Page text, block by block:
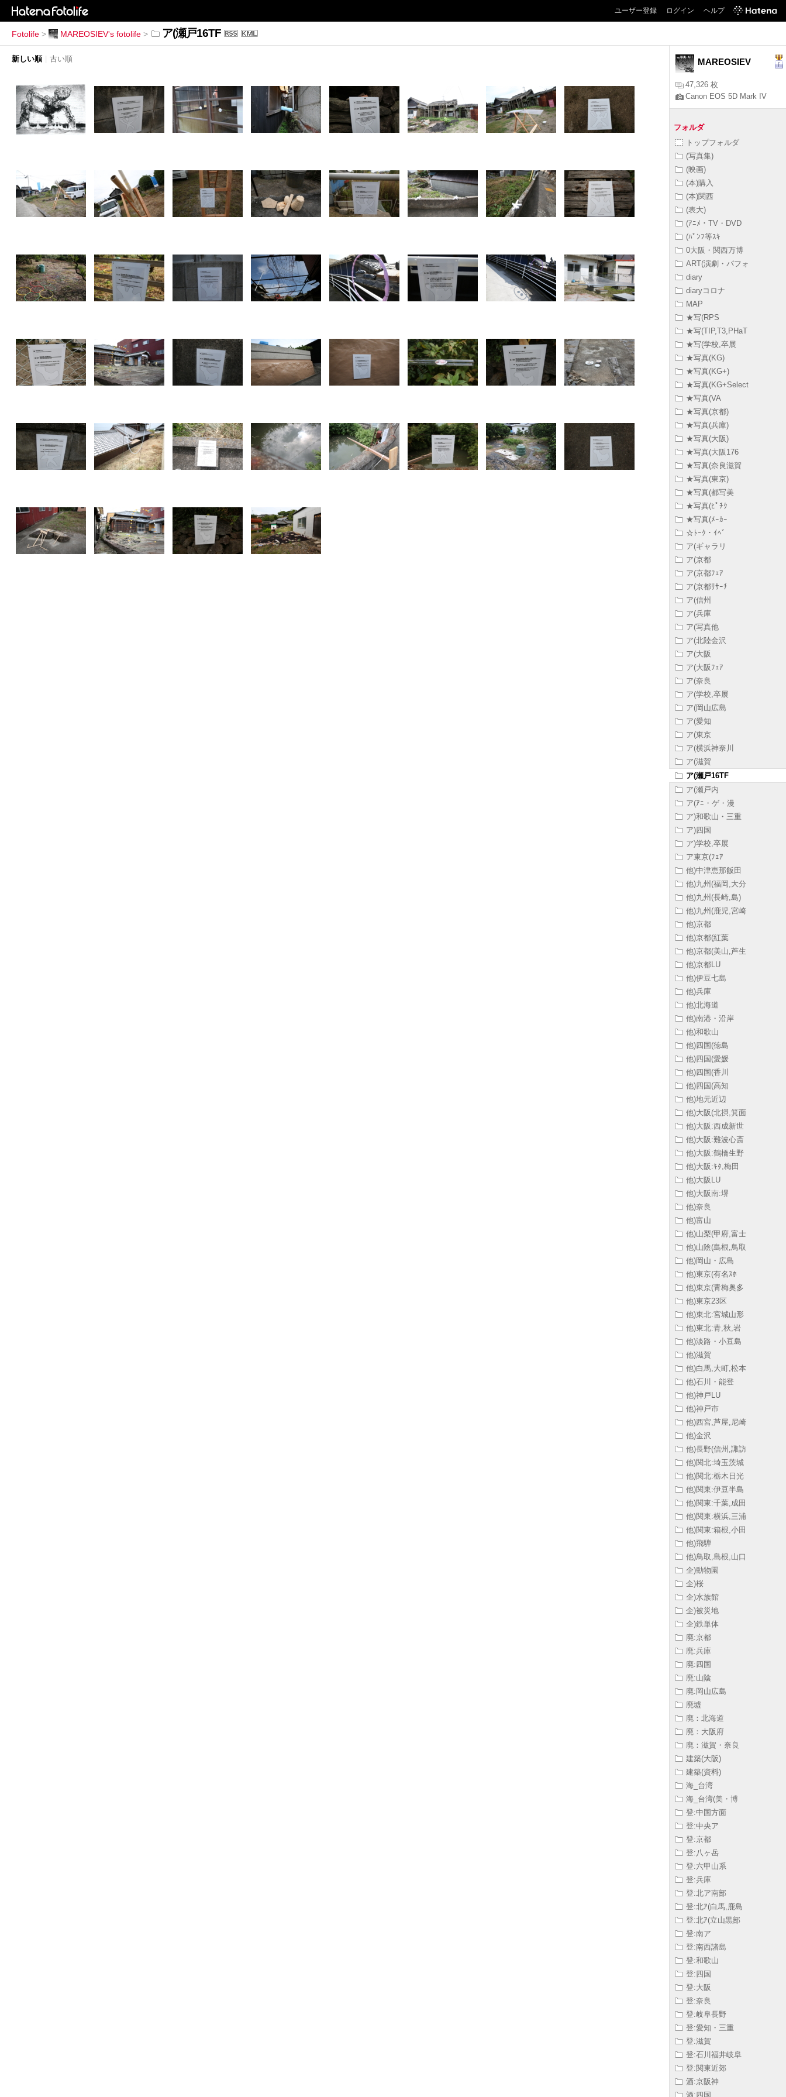
ユーザー登録 ログイン ヘルプ
Fotolife > MAREOSIEV's fotolife > ア(瀬戸16TF
新しい順 古い順 MAREOSIEV
47,326 枚
Canon EOS 5D Mark IV
フォルダ
トップフォルダ
(写真集)
(映画)
(本)購入
(本)関西
(表大)
(ｱﾆﾒ・TV・DVD
(ﾊﾟﾝﾌ等ｽｷ
0大阪・関西万博
ART(演劇・パフォ
diary
diaryコロナ
MAP
★写(RPS
★写(TIP,T3,PHaT
★写(学校,卒展
★写真(KG)
★写真(KG+)
★写真(KG+Select
★写真(VA
★写真(京都)
★写真(兵庫)
★写真(大阪)
★写真(大阪176
★写真(奈良滋賀
★写真(東京)
★写真(都写美
★写真(ﾋﾟﾁｸ
★写真(ﾒｰｶｰ
☆ﾄｰｸ・ｲﾍﾞ
ア(ギャラリ
ア(京都
ア(京都ﾌｪｱ
ア(京都ﾘｻｰﾁ
ア(信州
ア(兵庫
ア(写真他
ア(北陸金沢
ア(大阪
ア(大阪ﾌｪｱ
ア(奈良
ア(学校,卒展
ア(岡山広島
ア(愛知
ア(東京
ア(横浜神奈川
ア(滋賀
ア(瀬戸16TF
ア(瀬戸内
ア(ｱﾆ・ゲ・漫
ア)和歌山・三重
ア)四国
ア)学校,卒展
ア東京(ﾌｪｱ
他)中津恵那飯田
他)九州(福岡,大分
他)九州(長崎,島)
他)九州(鹿児,宮崎
他)京都
他)京都(紅葉
他)京都(美山,芦生
他)京都LU
他)伊豆七島
他)兵庫
他)北海道
他)南港・沿岸
他)和歌山
他)四国(徳島
他)四国(愛媛
他)四国(香川
他)四国(高知
他)地元近辺
他)大阪(北摂,箕面
他)大阪:西成新世
他)大阪:難波心斎
他)大阪:鶴橋生野
他)大阪:ｷﾀ,梅田
他)大阪LU
他)大阪南:堺
他)奈良
他)富山
他)山梨(甲府,富士
他)山陰(島根,鳥取
他)岡山・広島
他)東京(有名ｽﾎ
他)東京(青梅奥多
他)東京23区
他)東北:宮城山形
他)東北:青,秋,岩
他)淡路・小豆島
他)滋賀
他)白馬,大町,松本
他)石川・能登
他)神戸LU
他)神戸市
他)西宮,芦屋,尼崎
他)金沢
他)長野(信州,諏訪
他)関北:埼玉茨城
他)関北:栃木日光
他)関東:伊豆半島
他)関東:千葉,成田
他)関東:横浜,三浦
他)関東:箱根,小田
他)飛騨
他)鳥取,島根,山口
企)動物園
企)桜
企)水族館
企)被災地
企)鉄単体
廃:京都
廃:兵庫
廃:四国
廃:山陰
廃:岡山広島
廃墟
廃：北海道
廃：大阪府
廃：滋賀・奈良
建築(大阪)
建築(資料)
海_台湾
海_台湾(美・博
登:中国方面
登:中央ア
登:京都
登:八ヶ岳
登:六甲山系
登:兵庫
登:北ア南部
登:北ｱ(白馬,鹿島
登:北ｱ(立山黒部
登:南ア
登:南西諸島
登:和歌山
登:四国
登:大阪
登:奈良
登:岐阜長野
登:愛知・三重
登:滋賀
登:石川福井岐阜
登:関東近郊
酒:京阪神
酒:四国